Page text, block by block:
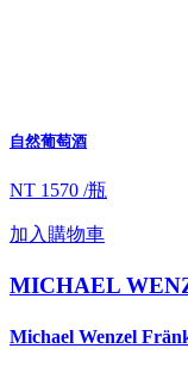
自然葡萄酒
NT 1570 /瓶
加入購物車
MICHAEL
Michael Wenzel